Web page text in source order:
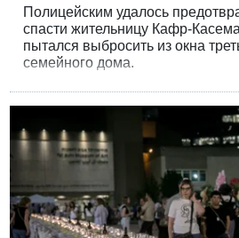
Полицейским удалось
спасти жительницу Кафр-
пытался выбросить из окна
семейного дома.